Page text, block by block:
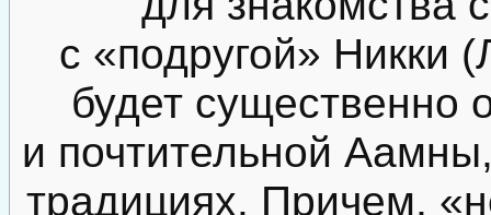
с «подругой» Никки
будет существенно
и почтительной
традициях. Причем,